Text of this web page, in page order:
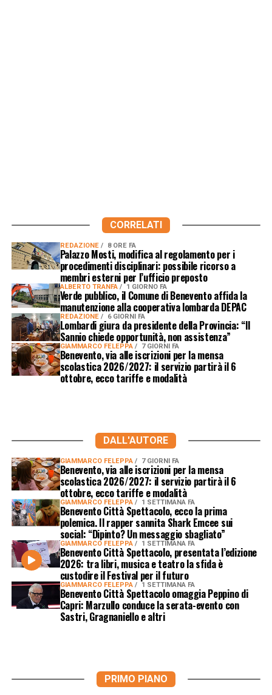
CORRELATI
REDAZIONE 8 ORE FA
Palazzo Mosti, modifica al regolamento per i
procedimenti disciplinari: possibile ricorso a
membri esterni per l’ufficio preposto
ALBERTO TRANFA 1 GIORNO FA
Verde pubblico, il Comune di Benevento affida la
manutenzione alla cooperativa lombarda DEPAC
REDAZIONE 6 GIORNI FA
Lombardi giura da presidente della Provincia: “Il
Sannio chiede opportunità, non assistenza”
GIAMMARCO FELEPPA 7 GIORNI FA
Benevento, via alle iscrizioni per la mensa
scolastica 2026/2027: il servizio partirà il 6
ottobre, ecco tariffe e modalità
DALL'AUTORE
GIAMMARCO FELEPPA 7 GIORNI FA
Benevento, via alle iscrizioni per la mensa
scolastica 2026/2027: il servizio partirà il 6
ottobre, ecco tariffe e modalità
GIAMMARCO FELEPPA 1 SETTIMANA FA
Benevento Città Spettacolo, ecco la prima
polemica. Il rapper sannita Shark Emcee sui
social: “Dipinto? Un messaggio sbagliato”
GIAMMARCO FELEPPA 1 SETTIMANA FA
Benevento Città Spettacolo, presentata l’edizione
2026: tra libri, musica e teatro la sfida è
custodire il Festival per il futuro
GIAMMARCO FELEPPA 1 SETTIMANA FA
Benevento Città Spettacolo omaggia Peppino di
Capri: Marzullo conduce la serata-evento con
Sastri, Gragnaniello e altri
PRIMO PIANO